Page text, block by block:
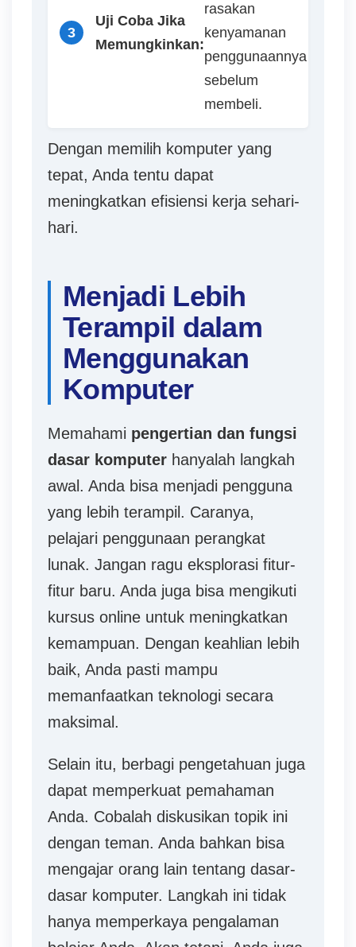
3
Uji Coba Jika
Memungkinkan:
rasakan
kenyamanan
penggunaannya
sebelum
membeli.
Dengan memilih komputer yang
tepat, Anda tentu dapat
meningkatkan efisiensi kerja sehari-
hari.
Menjadi Lebih
Terampil dalam
Menggunakan
Komputer
Memahami pengertian dan fungsi
dasar komputer hanyalah langkah
awal. Anda bisa menjadi pengguna
yang lebih terampil. Caranya,
pelajari penggunaan perangkat
lunak. Jangan ragu eksplorasi fitur-
fitur baru. Anda juga bisa mengikuti
kursus online untuk meningkatkan
kemampuan. Dengan keahlian lebih
baik, Anda pasti mampu
memanfaatkan teknologi secara
maksimal.
Selain itu, berbagi pengetahuan juga
dapat memperkuat pemahaman
Anda. Cobalah diskusikan topik ini
dengan teman. Anda bahkan bisa
mengajar orang lain tentang dasar-
dasar komputer. Langkah ini tidak
hanya memperkaya pengalaman